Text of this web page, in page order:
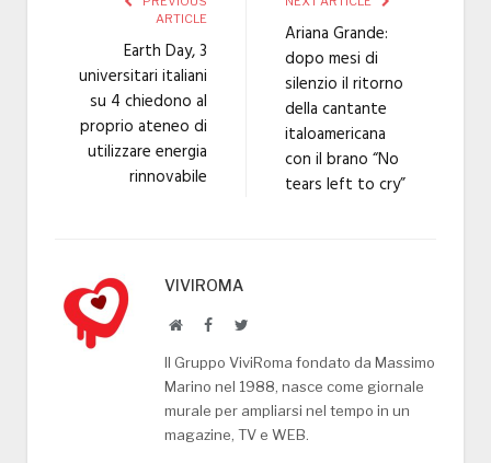
ARTICLE
Earth Day, 3
universitari italiani
su 4 chiedono al
proprio ateneo di
utilizzare energia
rinnovabile
Ariana Grande:
dopo mesi di
silenzio il ritorno
della cantante
italoamericana
con il brano “No
tears left to cry”
VIVIROMA
WebsiteFacebookTwitter
Il Gruppo ViviRoma fondato da Massimo
Marino nel 1988, nasce come giornale
murale per ampliarsi nel tempo in un
magazine, TV e WEB.